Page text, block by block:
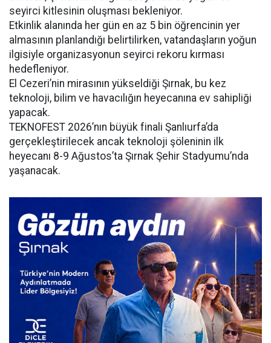
seyirci kitlesinin oluşması bekleniyor.
Etkinlik alanında her gün en az 5 bin öğrencinin yer
almasının planlandığı belirtilirken, vatandaşların yoğun
ilgisiyle organizasyonun seyirci rekoru kırması
hedefleniyor.
El Cezeri’nin mirasının yükseldiği Şırnak, bu kez
teknoloji, bilim ve havacılığın heyecanına ev sahipliği
yapacak.
TEKNOFEST 2026’nın büyük finali Şanlıurfa’da
gerçekleştirilecek ancak teknoloji şöleninin ilk
heyecanı 8-9 Ağustos’ta Şırnak Şehir Stadyumu’nda
yaşanacak.